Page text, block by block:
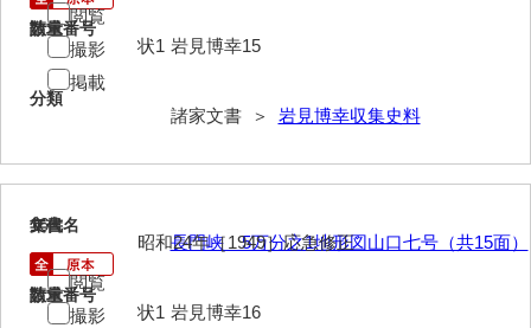
賀屋家文書
河崎家文書
河崎家文書（旧神代村）
河野英男収集資料
請求番号
岩見博幸15
分類
諸家文書 ＞ 岩見博幸収集史料
数量
状1
閲覧
撮影
掲載
16
文書名
長門峡 5万分之1地形図山口七号（共15面）
請求番号
岩見博幸16
年代
昭和24年［1949］応急修正
数量
状1
閲覧
撮影